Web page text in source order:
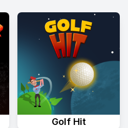
Golf Hit